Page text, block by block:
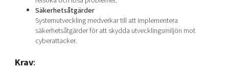
Säkerhetsåtgärder
Systemutveckling medverkar till att implementera
säkerhetsåtgärder för att skydda utvecklingsmiljön mot
cyberattacker.
Krav: